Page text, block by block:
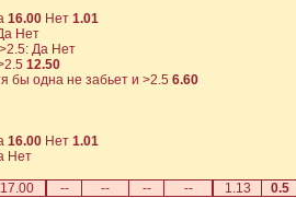
16.00 Нет 1.01
Нет
Да Нет
12.50
бы одна не забьет и >2.5 6.60
16.00 Нет 1.01
Нет
17.00 -- -- -- -- 1.13 0.5